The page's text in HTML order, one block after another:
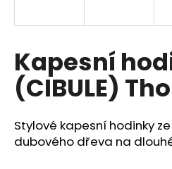
Kapesní
(CIBULE)
Stylové kapesní hodinky
dubového dřeva na
í
t
?